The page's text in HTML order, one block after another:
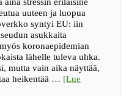
aina stressin erilaisine
uuteen ja luopua
syntyi EU: iin
asukkaita
koronaepidemian
lähelle tuleva uhka.
mutta vain aika näyttää,
heikentää … [Lue